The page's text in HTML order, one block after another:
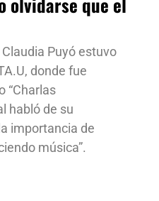
Puyó estuvo
donde fue
“Charlas
habló de su
importancia de
música”.